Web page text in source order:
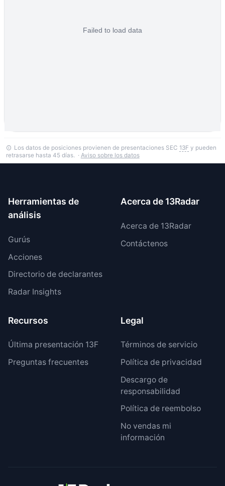
Los datos de posiciones provienen de presentaciones SEC 13F y pueden
retrasarse hasta 45 días. · Aviso sobre los datos
Herramientas de
análisis
Gurús
Acciones
Directorio de declarantes
Radar Insights
Acerca de 13Radar
Acerca de 13Radar
Contáctenos
Recursos
Última presentación 13F
Preguntas frecuentes
Legal
Términos de servicio
Política de privacidad
Descargo de
responsabilidad
Política de reembolso
No vendas mi
información